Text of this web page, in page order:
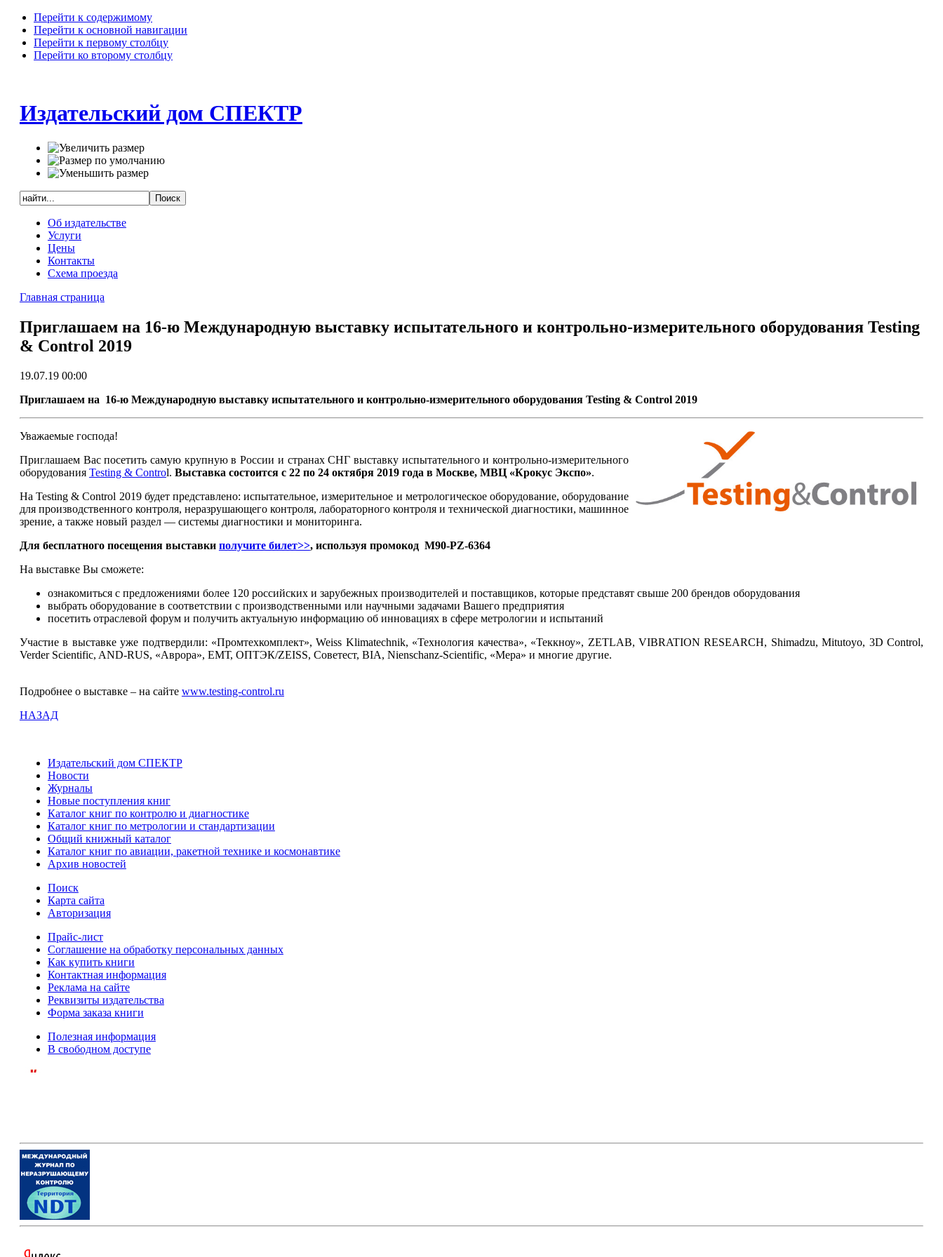
Перейти к содержимому
Перейти к основной навигации
Перейти к первому столбцу
Перейти ко второму столбцу
Издательский дом СПЕКТР
Об издательстве
Услуги
Цены
Контакты
Схема проезда
Главная страница
Приглашаем на 16-ю Международную выставку испытательного и контрольно-измерительного оборудования Testing
& Control 2019
19.07.19 00:00
Приглашаем на 16-ю Международную выставку испытательного и контрольно-измерительного оборудования Testing & Control 2019
Уважаемые господа!
Приглашаем Вас посетить самую крупную в России и странах СНГ выставку испытательного и контрольно-измерительного
оборудования Testing & Control. Выставка состоится с 22 по 24 октября 2019 года в Москве, МВЦ «Крокус Экспо».
На Testing & Control 2019 будет представлено: испытательное, измерительное и метрологическое оборудование, оборудование
для производственного контроля, неразрушающего контроля, лабораторного контроля и технической диагностики, машинное
зрение, а также новый раздел — системы диагностики и мониторинга.
Для бесплатного посещения выставки получите билет>>, используя промокод M90-PZ-6364
На выставке Вы сможете:
ознакомиться с предложениями более 120 российских и зарубежных производителей и поставщиков, которые представят свыше 200 брендов оборудования
выбрать оборудование в соответствии с производственными или научными задачами Вашего предприятия
посетить отраслевой форум и получить актуальную информацию об инновациях в сфере метрологии и испытаний
Участие в выставке уже подтвердили: «Промтехкомплект», Weiss Klimatechnik, «Технология качества», «Теккноу», ZETLAB, VIBRATION RESEARCH, Shimadzu, Mitutoyo, 3D Control,
Verder Scientific, AND-RUS, «Аврора», ЕМТ, ОПТЭК/ZEISS, Советест, BIA, Nienschanz-Scientific, «Мера» и многие другие.
Подробнее о выставке – на сайте www.testing-control.ru
НАЗАД
Издательский дом СПЕКТР
Новости
Журналы
Новые поступления книг
Каталог книг по контролю и диагностике
Каталог книг по метрологии и стандартизации
Общий книжный каталог
Каталог книг по авиации, ракетной технике и космонавтике
Архив новостей
Поиск
Карта сайта
Авторизация
Прайс-лист
Соглашение на обработку персональных данных
Как купить книги
Контактная информация
Реклама на сайте
Реквизиты издательства
Форма заказа книги
Полезная информация
В свободном доступе